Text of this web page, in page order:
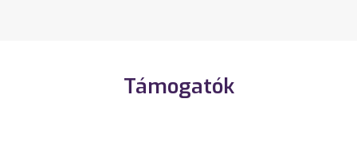
Támogatók